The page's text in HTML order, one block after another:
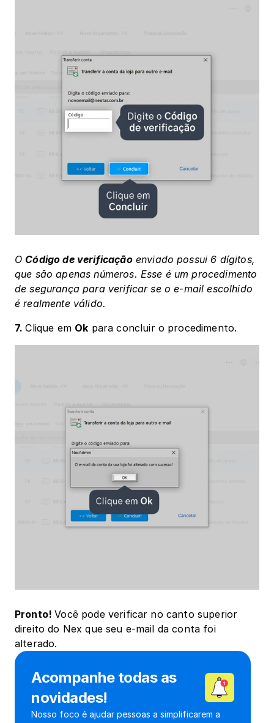
O Código de verificação enviado possui 6 dígitos,
que são apenas números. Esse é um procedimento
de segurança para verificar se o e-mail escolhido
é realmente válido.
7. Clique em Ok para concluir o procedimento.
Pronto! Você pode verificar no canto superior
direito do Nex que seu e-mail da conta foi
alterado.
Acompanhe todas as
novidades!
Nosso foco é ajudar pessoas a simplificarem a